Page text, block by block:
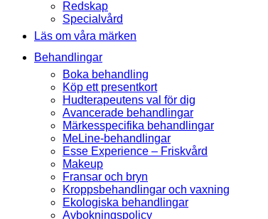
Redskap
Specialvård
Läs om våra märken
Behandlingar
Boka behandling
Köp ett presentkort
Hudterapeutens val för dig
Avancerade behandlingar
Märkesspecifika behandlingar
MeLine-behandlingar
Esse Experience – Friskvård
Makeup
Fransar och bryn
Kroppsbehandlingar och vaxning
Ekologiska behandlingar
Avbokningspolicy